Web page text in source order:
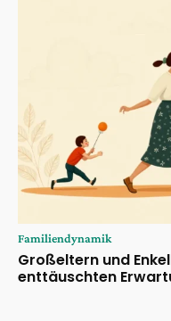
Familiendynamik
Großeltern und
enttäuschten